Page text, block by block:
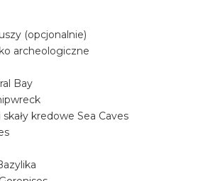
(opcjonalnie)
archeologiczne
Bay
kredowe Sea Caves